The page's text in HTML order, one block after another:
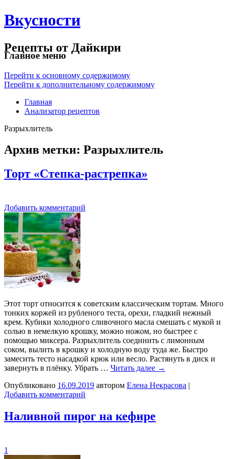
Вкусности
Рецепты от Дайкири
Главное меню
Перейти к основному содержимому
Перейти к дополнительному содержимому
Главная
Анализатор рецептов
Разрыхлитель
Архив метки: Разрыхлитель
Торт «Степка-растрепка»
Добавить комментарий
Этот торт относится к советским классическим тортам. Много
тонких коржей из рубленого теста, орехи, гладкий нежный
крем. Кубики холодного сливочного масла смешать с мукой и
солью в немелкую крошку, можно ножом, но быстрее с
помощью миксера. Разрыхлитель соединить с лимонным
соком, вылить в крошку и холодную воду туда же. Быстро
замесить тесто насадкой крюк или весло. Растянуть в диск и
завернуть в плёнку. Убрать … Читать далее →
Опубликовано 16.09.2019 автором Елена Некрасова |
Добавить комментарий
Наливной пирог на кефире
1